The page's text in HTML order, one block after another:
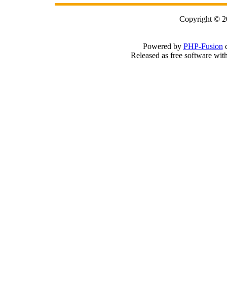
Copyright ©
Powered by PHP-Fusion
Released as free software